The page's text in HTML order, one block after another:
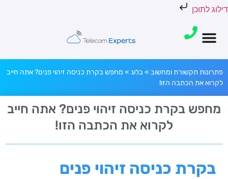
דילוג לתוכן
פתרונות תקשורת ומחשוב »בלוג » מחפש בקרת כניסה זיהוי פנים? אתה חייב
לקרוא את הכתבה הזו!
מחפש בקרת כניסה זיהוי פנים? אתה חייב
לקרוא את הכתבה הזו!
בקרת כניסה זיהוי פנים